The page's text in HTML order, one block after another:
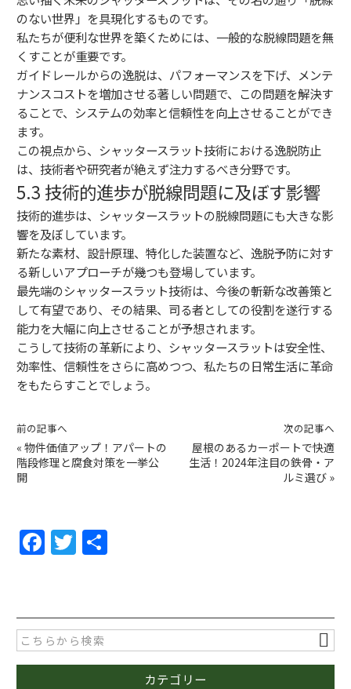
のない世界」を具現化するものです。
私たちが便利な世界を築くためには、一般的な脱線問題を無
くすことが重要です。
ガイドレールからの逸脱は、パフォーマンスを下げ、メンテ
ナンスコストを増加させる著しい問題で、この問題を解決す
ることで、システムの効率と信頼性を向上させることができ
ます。
この視点から、シャッタースラット技術における逸脱防止
は、技術者や研究者が絶えず注力するべき分野です。
5.3 技術的進歩が脱線問題に及ぼす影響
技術的進歩は、シャッタースラットの脱線問題にも大きな影
響を及ぼしています。
新たな素材、設計原理、特化した装置など、逸脱予防に対す
る新しいアプローチが幾つも登場しています。
最先端のシャッタースラット技術は、今後の斬新な改善策と
して有望であり、その結果、司る者としての役割を遂行する
能力を大幅に向上させることが予想されます。
こうして技術の革新により、シャッタースラットは安全性、
効率性、信頼性をさらに高めつつ、私たちの日常生活に革命
をもたらすことでしょう。
前の記事へ
« 物件価値アップ！アパートの
階段修理と腐食対策を一挙公
開
次の記事へ
屋根のあるカーポートで快適
生活！2024年注目の鉄骨・ア
ルミ選び »
F
a
e
b
o
T
w
er
カテゴリー